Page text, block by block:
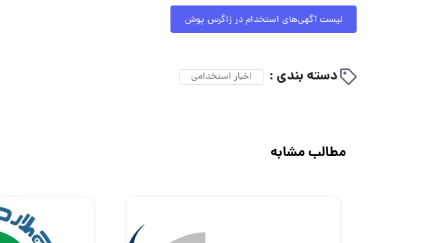
لیست آگهی‌های استخدام در زاگرس پوش
دسته بندی : اخبار استخدامی
مطالب مشابه